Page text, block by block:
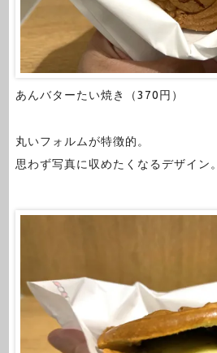
あんバターたい焼き（370円）
丸いフォルムが特徴的。
思わず写真に収めたくなるデザイン。